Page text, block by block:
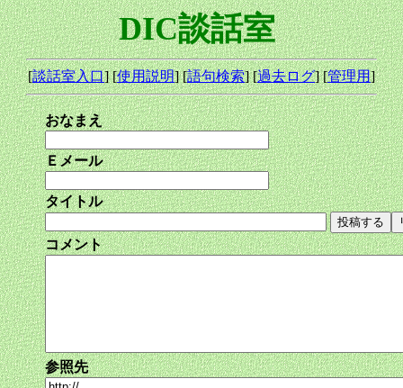
DIC談話室
[談話室入口] [使用説明] [語句検索] [過去ログ] [管理用]
おなまえ
Ｅメール
タイトル
コメント
参照先